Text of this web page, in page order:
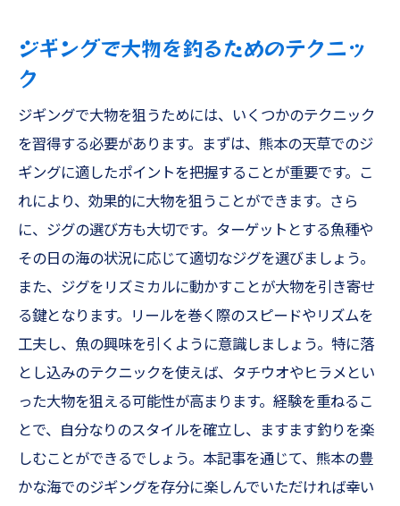
ジギングで大物を釣るためのテクニッ
ク
ジギングで大物を狙うためには、いくつかのテクニック
を習得する必要があります。まずは、熊本の天草でのジ
ギングに適したポイントを把握することが重要です。こ
れにより、効果的に大物を狙うことができます。さら
に、ジグの選び方も大切です。ターゲットとする魚種や
その日の海の状況に応じて適切なジグを選びましょう。
また、ジグをリズミカルに動かすことが大物を引き寄せ
る鍵となります。リールを巻く際のスピードやリズムを
工夫し、魚の興味を引くように意識しましょう。特に落
とし込みのテクニックを使えば、タチウオやヒラメとい
った大物を狙える可能性が高まります。経験を重ねるこ
とで、自分なりのスタイルを確立し、ますます釣りを楽
しむことができるでしょう。本記事を通じて、熊本の豊
かな海でのジギングを存分に楽しんでいただければ幸い